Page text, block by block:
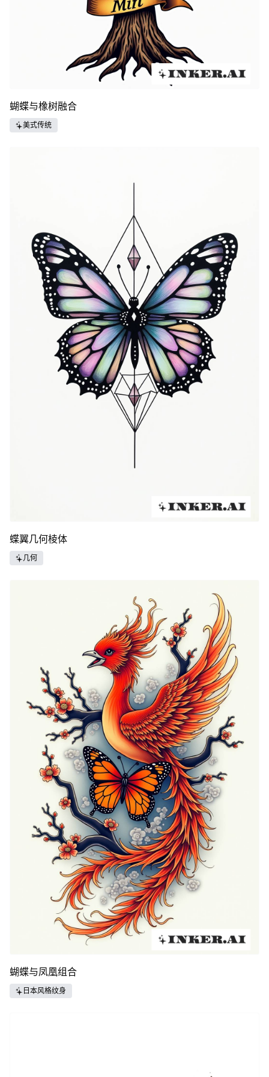
蝴蝶与橡树融合
美式传统
蝶翼几何棱体
几何
蝴蝶与凤凰组合
日本风格纹身